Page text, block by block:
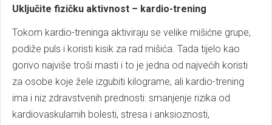
Uključite fizičku aktivnost – kardio-trening
Tokom kardio-treninga aktiviraju se velike mišićne grupe,
podiže puls i koristi kisik za rad mišića. Tada tijelo kao
gorivo najviše troši masti i to je jedna od najvećih koristi
za osobe koje žele izgubiti kilograme, ali kardio-trening
ima i niz zdravstvenih prednosti: smanjenje rizika od
kardiovaskularnih bolesti, stresa i anksioznosti,